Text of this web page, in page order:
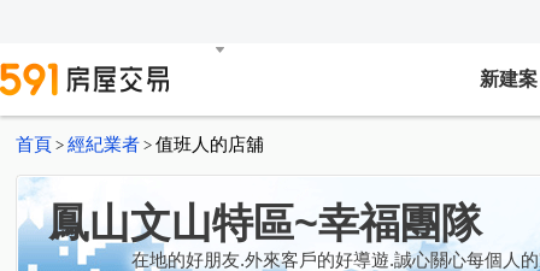
新建案
首頁 > 經紀業者 > 值班人的店舖
鳳山文山特區~幸福團隊
在地的好朋友.外來客戶的好導遊.誠心關心每個人